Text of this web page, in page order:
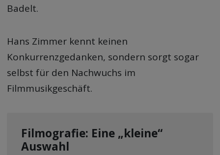
Badelt.
Hans Zimmer kennt keinen
Konkurrenzgedanken, sondern sorgt sogar
selbst für den Nachwuchs im
Filmmusikgeschäft.
Filmografie: Eine „kleine“
Auswahl